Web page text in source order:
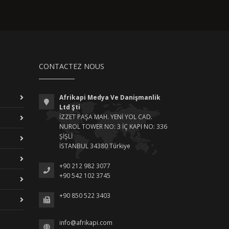
CONTACTEZ NOUS
Afrikapi Medya Ve Danişmanlik
Ltd Şti
İZZET PAŞA MAH. YENİ YOL CAD.
NUROL TOWER NO: 3 İÇ KAPI NO: 336
ŞİŞLİ
İSTANBUL 34380 Türkiye
+90 212 982 3077
+90 542 102 3745
+90 850 522 3403
info@afrikapi.com